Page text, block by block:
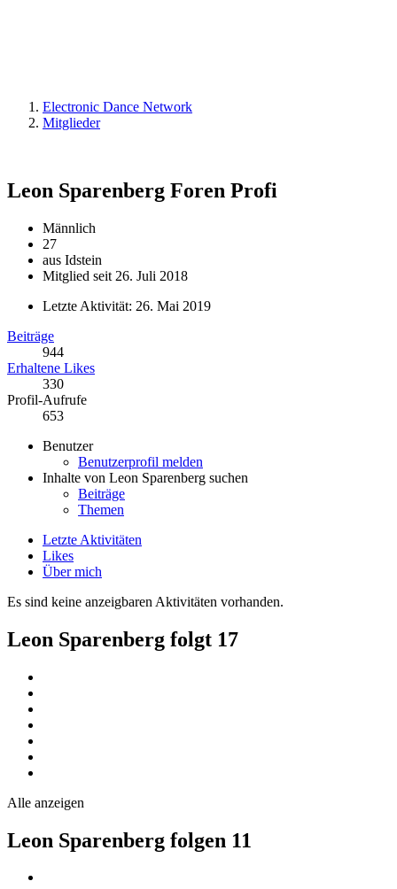
Electronic Dance Network
Mitglieder
Leon Sparenberg Foren Profi
Männlich
27
aus Idstein
Mitglied seit 26. Juli 2018
Letzte Aktivität: 26. Mai 2019
Beiträge
944
Erhaltene Likes
330
Profil-Aufrufe
653
Benutzer
Benutzerprofil melden
Inhalte von Leon Sparenberg suchen
Beiträge
Themen
Letzte Aktivitäten
Likes
Über mich
Es sind keine anzeigbaren Aktivitäten vorhanden.
Leon Sparenberg folgt 17
Alle anzeigen
Leon Sparenberg folgen 11